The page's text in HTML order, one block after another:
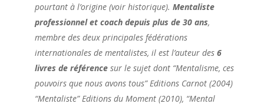
pourtant à l’origine (voir historique). Mentaliste
professionnel et coach depuis plus de 30 ans,
membre des deux principales fédérations
internationales de mentalistes, il est l’auteur des6
livres de référencesur le sujet dont “Mentalisme, ces
pouvoirs que nous avons tous” Editions Carnot (2004)
“Mentaliste” Editions du Moment (2010), “Mental